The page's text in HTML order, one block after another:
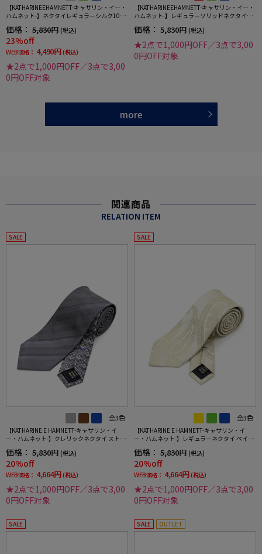
【KATHARINEEHAMNETT-キャサリン・イー・
ハムネット-】ネクタイレギュラーシルク10
価格： 5,830円 (税込)
23%off
WEB価格： 4,490円 (税込)
★2点で1,000円OFF／3点で3,00
0円OFF対象
【KATHARINEEHAMNETT-キャサリン・イー・
ハムネット-】レギュラーソリッドネクタイ秋
価格： 5,830円 (税込)
★2点で1,000円OFF／3点で3,00
0円OFF対象
more
関連商品
RELATION ITEM
SALE
全3色
【KATHARINE E HAMNETT-キャサリン・イ
ー・ハムネット-】クレリックネクタイ ストラ
価格： 5,830円 (税込)
20%off
WEB価格： 4,664円 (税込)
★2点で1,000円OFF／3点で3,00
0円OFF対象
SALE
全3色
【KATHARINE E HAMNETT-キャサリン・イ
ー・ハムネット-】レギュラーネクタイ ペイズ
価格： 5,830円 (税込)
20%off
WEB価格： 4,664円 (税込)
★2点で1,000円OFF／3点で3,00
0円OFF対象
SALE SALE OUTLET